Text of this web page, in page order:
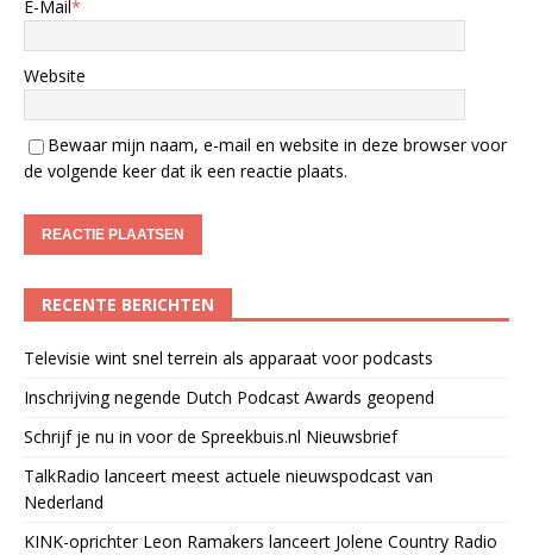
E-Mail*
Website
Bewaar mijn naam, e-mail en website in deze browser voor
de volgende keer dat ik een reactie plaats.
RECENTE BERICHTEN
Televisie wint snel terrein als apparaat voor podcasts
Inschrijving negende Dutch Podcast Awards geopend
Schrijf je nu in voor de Spreekbuis.nl Nieuwsbrief
TalkRadio lanceert meest actuele nieuwspodcast van
Nederland
KINK-oprichter Leon Ramakers lanceert Jolene Country Radio